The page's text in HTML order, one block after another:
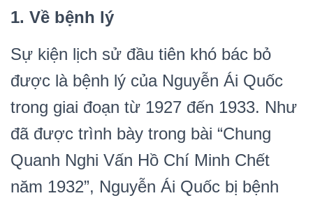
1. Về bệnh lý
Sự kiện lịch sử đầu tiên khó bác bỏ
được là bệnh lý của Nguyễn Ái Quốc
trong giai đoạn từ 1927 đến 1933. Như
đã được trình bày trong bài “Chung
Quanh Nghi Vấn Hồ Chí Minh Chết
năm 1932”, Nguyễn Ái Quốc bị bệnh